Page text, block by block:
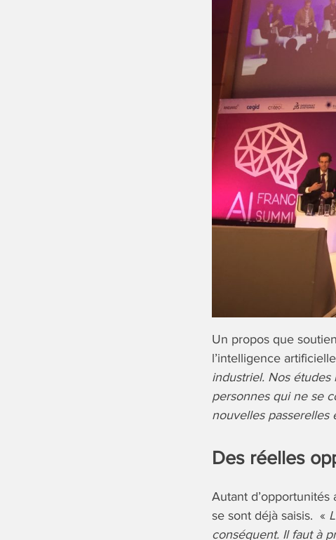
Un propos que
l’intelligence
industriel. Nos études
personnes qui ne se
nouvelles passerelles
Des réelles
Autant
se sont déjà saisis. «
conséquent. Il faut à